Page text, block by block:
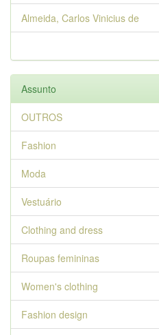
Almeida, Carlos Vinicius de
Assunto
OUTROS
Fashion
Moda
Vestuário
Clothing and dress
Roupas femininas
Women's clothing
Fashion design